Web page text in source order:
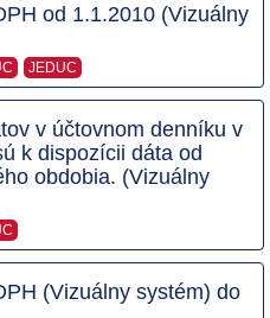
od 1.1.2010 (Vizuálny
JEDUC
v účtovnom denníku v
k dispozícii dáta od
obdobia. (Vizuálny
(Vizuálny systém) do